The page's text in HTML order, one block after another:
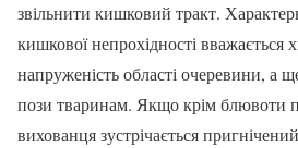
звільнити кишковий тракт.
кишкової непрохідності вважається
напруженість області очеревини, а
пози тваринам. Якщо крім блювоти
вихованця зустрічається